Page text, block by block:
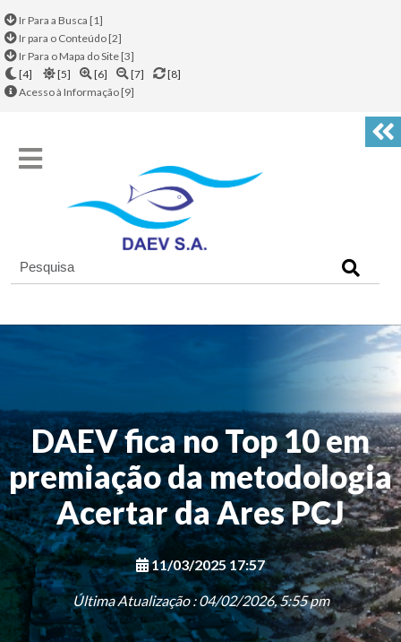
Ir Para a Busca [1]
Ir para o Conteúdo [2]
Ir Para o Mapa do Site [3]
[4]
[5] [6] [7]
[8]
Acesso à Informação [9]
DAEV fica no Top 10 em
premiação da metodologia
Acertar da Ares PCJ
11/03/2025 17:57
Última Atualização : 04/02/2026, 5:55 pm